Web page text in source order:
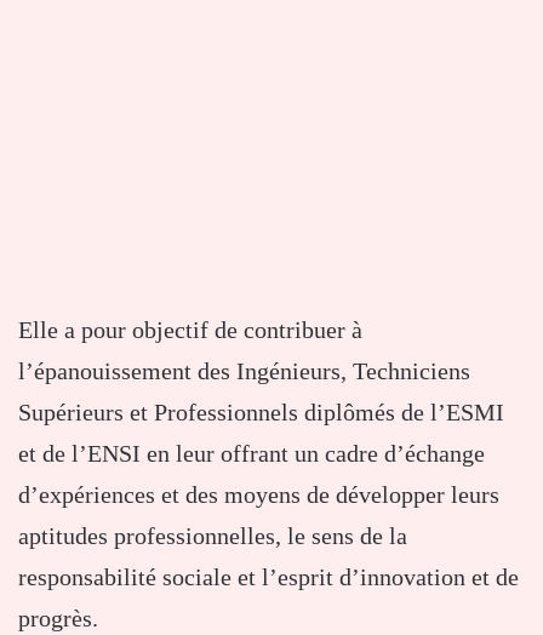
Elle a pour objectif de contribuer à
l’épanouissement des Ingénieurs, Techniciens
Supérieurs et Professionnels diplômés de l’ESMI
et de l’ENSI en leur offrant un cadre d’échange
d’expériences et des moyens de développer leurs
aptitudes professionnelles, le sens de la
responsabilité sociale et l’esprit d’innovation et de
progrès.